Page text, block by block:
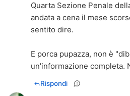
Quarta Sezione Penale
andata a cena il mese
sentito dire.
E porca pupazza, non è
un'informazione completa.
Rispondi